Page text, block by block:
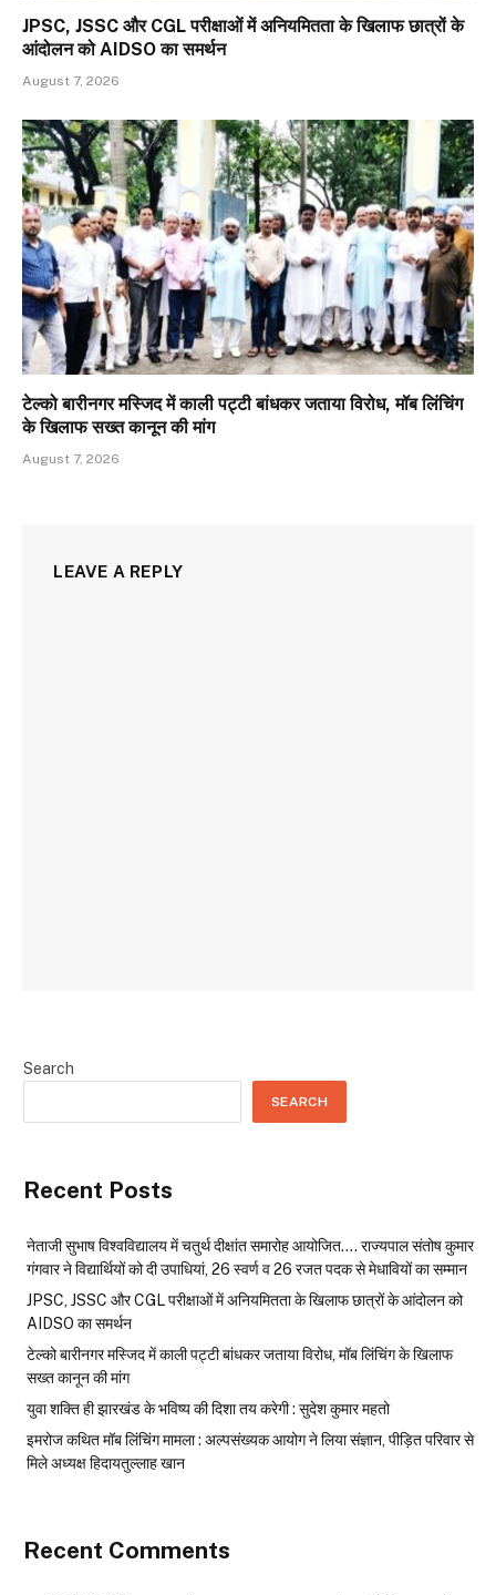
JPSC, JSSC और CGL परीक्षाओं में अनियमितता के खिलाफ छात्रों के
आंदोलन को AIDSO का समर्थन
August 7, 2026
टेल्को बारीनगर मस्जिद में काली पट्टी बांधकर जताया विरोध, मॉब लिंचिंग
के खिलाफ सख्त कानून की मांग
August 7, 2026
LEAVE A REPLY
Search
SEARCH
Recent Posts
नेताजी सुभाष विश्वविद्यालय में चतुर्थ दीक्षांत समारोह आयोजित…. राज्यपाल संतोष कुमार
गंगवार ने विद्यार्थियों को दी उपाधियां, 26 स्वर्ण व 26 रजत पदक से मेधावियों का सम्मान
JPSC, JSSC और CGL परीक्षाओं में अनियमितता के खिलाफ छात्रों के आंदोलन को
AIDSO का समर्थन
टेल्को बारीनगर मस्जिद में काली पट्टी बांधकर जताया विरोध, मॉब लिंचिंग के खिलाफ
सख्त कानून की मांग
युवा शक्ति ही झारखंड के भविष्य की दिशा तय करेगी : सुदेश कुमार महतो
इमरोज कथित मॉब लिंचिंग मामला : अल्पसंख्यक आयोग ने लिया संज्ञान, पीड़ित परिवार से
मिले अध्यक्ष हिदायतुल्लाह खान
Recent Comments